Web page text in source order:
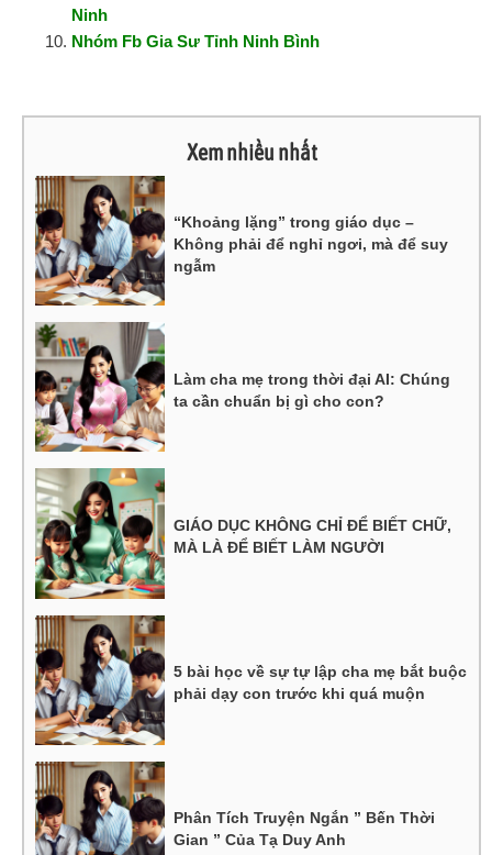
Ninh
Nhóm Fb Gia Sư Tỉnh Ninh Bình
Xem nhiều nhất
“Khoảng lặng” trong giáo dục –
Không phải để nghỉ ngơi, mà để suy
ngẫm
Làm cha mẹ trong thời đại AI: Chúng
ta cần chuẩn bị gì cho con?
GIÁO DỤC KHÔNG CHỈ ĐỂ BIẾT CHỮ,
MÀ LÀ ĐỂ BIẾT LÀM NGƯỜI
5 bài học về sự tự lập cha mẹ bắt buộc
phải dạy con trước khi quá muộn
Phân Tích Truyện Ngắn ” Bến Thời
Gian ” Của Tạ Duy Anh